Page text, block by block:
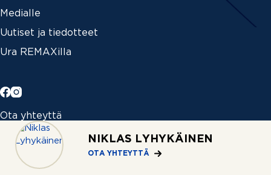
NIKLAS LYHYKÄINEN
OTA YHTEYTTÄ
Medialle
Uutiset ja tiedotteet
Ura REMAXilla
Ota yhteyttä
Löydä välittäjä
Toimistot